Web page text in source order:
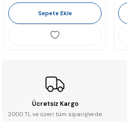
Sepete Ekle
Ücretsiz Kargo
2000 TL ve üzeri tüm siparişlerde